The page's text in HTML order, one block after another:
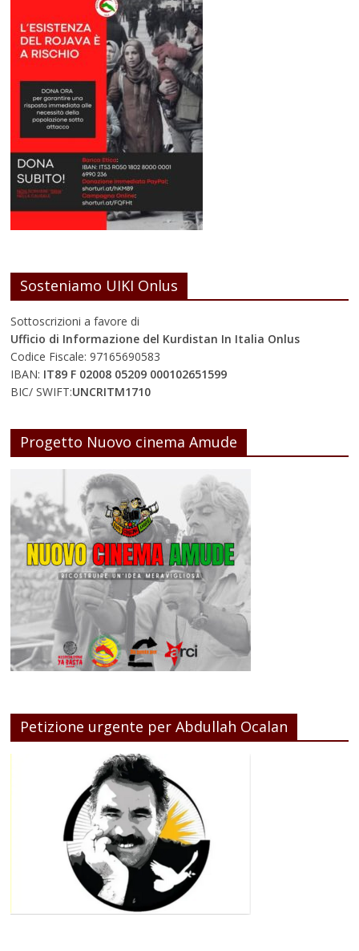
Sosteniamo UIKI Onlus
Sottoscrizioni a favore di
Ufficio di Informazione del Kurdistan In Italia Onlus
Codice Fiscale: 97165690583
IBAN: IT89 F 02008 05209 000102651599
BIC/ SWIFT:UNCRITM1710
Progetto Nuovo cinema Amude
Petizione urgente per Abdullah Ocalan